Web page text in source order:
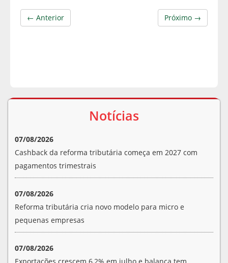
Próximo →
← Anterior
Notícias
07/08/2026
Cashback da reforma tributária começa em 2027 com
pagamentos trimestrais
07/08/2026
Reforma tributária cria novo modelo para micro e
pequenas empresas
07/08/2026